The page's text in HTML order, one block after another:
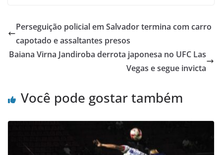
Perseguição policial em Salvador termina com carro
capotado e assaltantes presos
Baiana Virna Jandiroba derrota japonesa no UFC Las
Vegas e segue invicta
Você pode gostar também